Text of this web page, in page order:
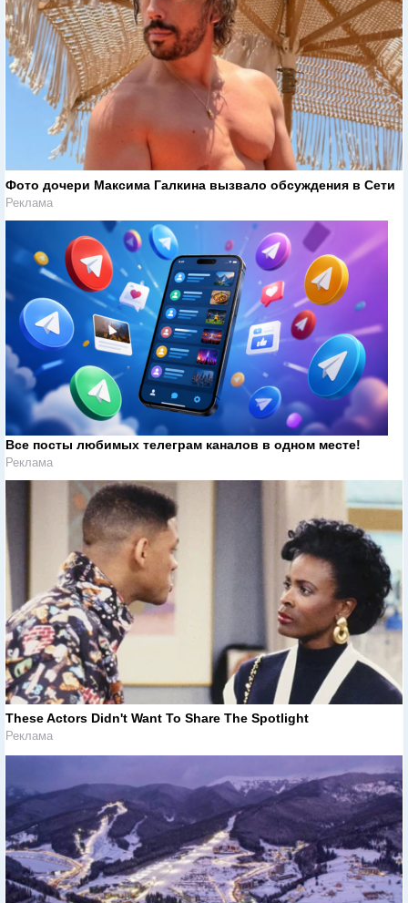
Фото дочери Максима Галкина вызвало обсуждения в Сети
Реклама
Все посты любимых телеграм каналов в одном месте!
Реклама
These Actors Didn't Want To Share The Spotlight
Реклама